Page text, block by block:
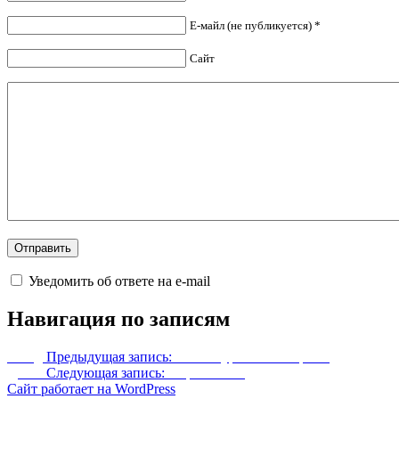
Е-майл (не публикуется) *
Сайт
Уведомить об ответе на e-mail
Навигация по записям
Предыдущая запись:
Следующая запись:
Сайт работает на WordPress